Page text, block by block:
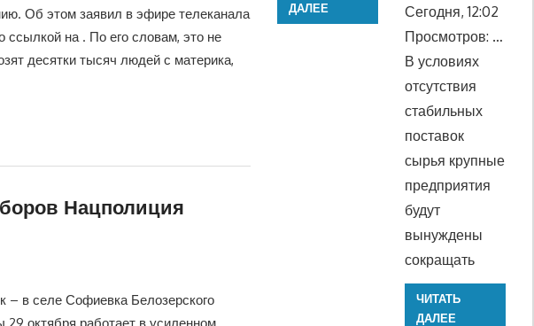
Об этом заявил в эфире телеканала
ссылкой на . По его словам, это не
десятки тысяч людей с материка,
Нацполиция
– в селе Софиевка Белозерского
ДАЛЕЕ
Сегодня, 12:02
Просмотров: …
В условиях
отсутствия
стабильных
поставок
сырья крупные
предприятия
будут
вынуждены
сокращать
ЧИТАТЬ
ДАЛЕЕ